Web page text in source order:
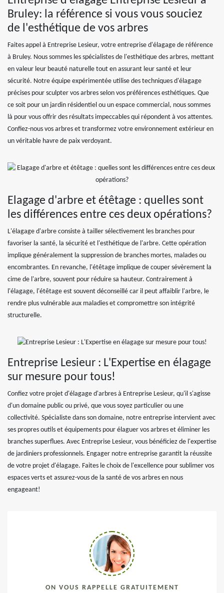
Bruley: la référence si vous vous souciez
de l'esthétique de vos arbres
Faites appel à Entreprise Lesieur, votre entreprise d'élagage de référence
à Bruley. Nous sommes les spécialistes de l'esthétique des arbres, mettant
en valeur leur beauté naturelle tout en assurant leur santé et leur
sécurité. Notre équipe expérimentée utilise des techniques d'élagage
précises pour sculpter vos arbres selon vos préférences esthétiques. Que
ce soit pour un jardin résidentiel ou un espace commercial, nous sommes
là pour vous offrir des résultats impeccables qui répondent à vos attentes.
Confiez-nous vos arbres et transformez votre environnement extérieur en
un véritable havre de paix verdoyant.
Elagage d'arbre et étêtage : quelles sont
les différences entre ces deux opérations?
L'élagage d'arbre consiste à tailler sélectivement les branches pour
favoriser la santé, la sécurité et l'esthétique de l'arbre. Cette opération
implique généralement la suppression de branches mortes, malades ou
encombrantes. En revanche, l'étêtage implique de couper sévèrement la
cime de l'arbre, souvent pour réduire sa hauteur. Contrairement à
l'élagage, l'étêtage est souvent déconseillé car il peut affaiblir l'arbre, le
rendre plus vulnérable aux maladies et compromettre son intégrité
structurelle.
Entreprise Lesieur : L'Expertise en élagage
sur mesure pour tous!
Confiez votre projet d'élagage d'arbres à Entreprise Lesieur, qu'il s'agisse
d'un domaine public ou privé, que vous soyez particulier ou une
collectivité. Spécialiste dans son domaine, notre entreprise intervient avec
ses propres outils et équipements pour élaguer vos arbres et éliminer les
branches superflues. Avec Entreprise Lesieur, vous bénéficiez de l'expertise
de jardiniers professionnels. Engager notre entreprise garantit la réussite
de votre projet d'élagage. Faites le choix de l'excellence pour sublimer vos
espaces verts et assurez-vous de la santé de vos arbres en nous
engageant!
ON VOUS RAPPELLE GRATUITEMENT